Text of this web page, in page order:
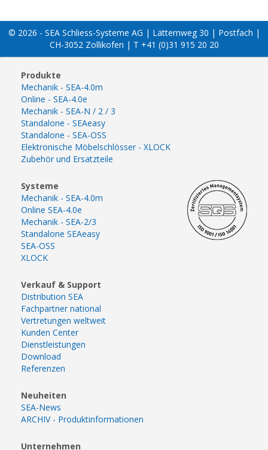
© 2026 - SEA Schliess-Systeme AG | Lätternweg 30 | Postfach |
CH-3052 Zollikofen | T +41 (0)31 915 20 20
Produkte
Mechanik - SEA-4.0m
Online - SEA-4.0e
Mechanik - SEA-N / 2 / 3
Standalone - SEAeasy
Standalone - SEA-OSS
Elektronische Möbelschlösser - XLOCK
Zubehör und Ersatzteile
Systeme
Mechanik - SEA-4.0m
Online SEA-4.0e
Mechanik - SEA-2/3
Standalone SEAeasy
SEA-OSS
XLOCK
Verkauf & Support
Distribution SEA
Fachpartner national
Vertretungen weltweit
Kunden Center
Dienstleistungen
Download
Referenzen
Neuheiten
SEA-News
ARCHIV - Produktinformationen
Unternehmen